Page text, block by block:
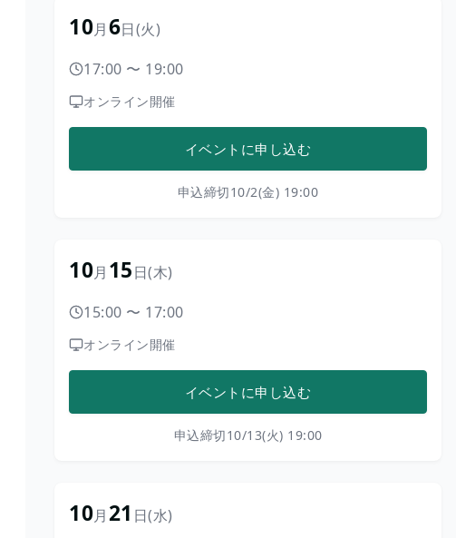
10月6日(火)
17:00 〜 19:00
オンライン開催
イベントに申し込む
申込締切10/2(金) 19:00
10月 15日(木)
15:00 〜 17:00
オンライン開催
イベントに申し込む
申込締切10/13(火) 19:00
10月21 日(水)